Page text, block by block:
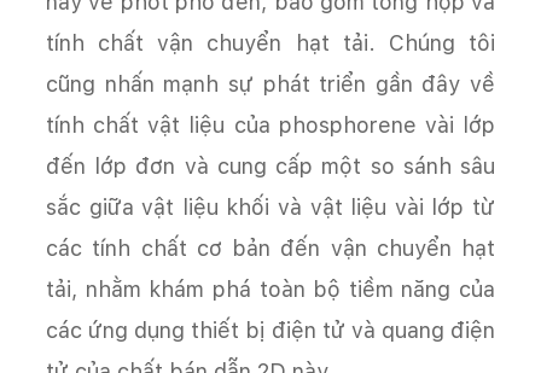
tính chất vận chuyển hạt tải. Chúng tôi
cũng nhấn mạnh sự phát triển gần đây về
tính chất vật liệu của phosphorene vài lớp
đến lớp đơn và cung cấp một so sánh sâu
sắc giữa vật liệu khối và vật liệu vài lớp từ
các tính chất cơ bản đến vận chuyển hạt
tải, nhằm khám phá toàn bộ tiềm năng của
các ứng dụng thiết bị điện tử và quang điện